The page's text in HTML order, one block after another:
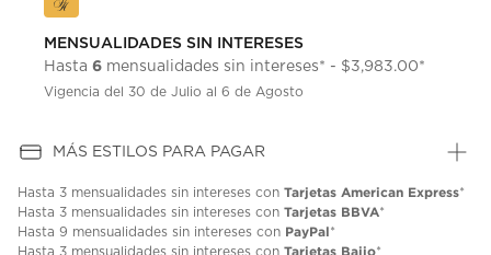
MENSUALIDADES SIN INTERESES
Hasta 6 mensualidades sin intereses* - $3,983.00*
Vigencia del 30 de Julio al 6 de Agosto
MÁS ESTILOS PARA PAGAR
Hasta 3 mensualidades sin intereses con Tarjetas American Express*
Hasta 3 mensualidades sin intereses con Tarjetas BBVA*
Hasta 9 mensualidades sin intereses con PayPal*
Hasta 3 mensualidades sin intereses con Tarjetas Bajio*